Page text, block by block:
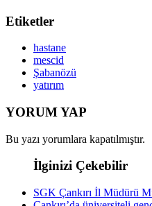
Etiketler
hastane
mescid
Şabanözü
yatırım
YORUM YAP
Bu yazı yorumlara kapatılmıştır.
İlginizi Çekebilir
SGK Çankırı İl Müdürü